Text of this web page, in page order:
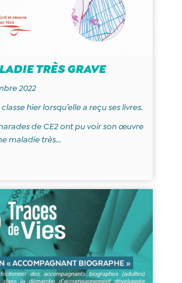
TRÈS GRAVE
2022
hier lorsqu’elle a reçu ses livres.
de CE2 ont pu voir son œuvre
maladie très...